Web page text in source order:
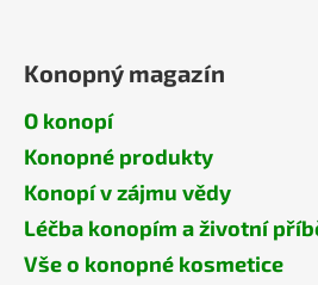
Konopný magazín
O konopí
Konopné produkty
Konopí v zájmu vědy
Léčba konopím a životní
Vše o konopné kosmetice